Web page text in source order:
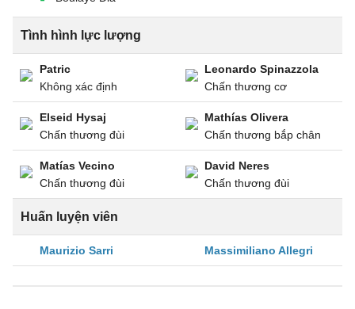
Tình hình lực lượng
Patric
Không xác định
Leonardo Spinazzola
Chấn thương cơ
Elseid Hysaj
Chấn thương đùi
Mathías Olivera
Chấn thương bắp chân
Matías Vecino
Chấn thương đùi
David Neres
Chấn thương đùi
Huấn luyện viên
Maurizio Sarri Massimiliano Allegri